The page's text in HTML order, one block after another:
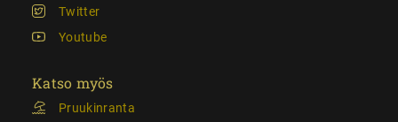
Twitter
Youtube
Katso myös
Pruukinranta